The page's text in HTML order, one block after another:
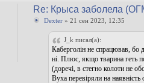
Re: Крыса заболела
Dexter » 21 сен 2023, 12:35
J_k писал(а):
Каберголін не спрацював, бо
ні. Плюс, якщо тварина геть
(доречі, в стегно колоти не
Вуха перевіряли на